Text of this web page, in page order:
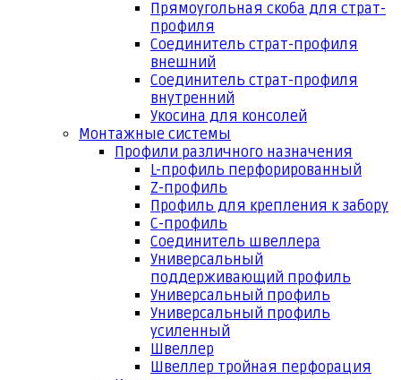
Прямоугольная скоба для страт-
профиля
Соединитель страт-профиля
внешний
Соединитель страт-профиля
внутренний
Укосина для консолей
Монтажные системы
Профили различного назначения
L-профиль перфорированный
Z-профиль
Профиль для крепления к забору
С-профиль
Соединитель швеллера
Универсальный
поддерживающий профиль
Универсальный профиль
Универсальный профиль
усиленный
Швеллер
Швеллер тройная перфорация